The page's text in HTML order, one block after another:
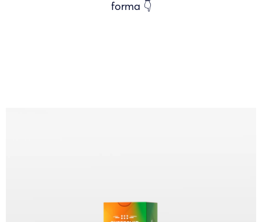
forma 👇